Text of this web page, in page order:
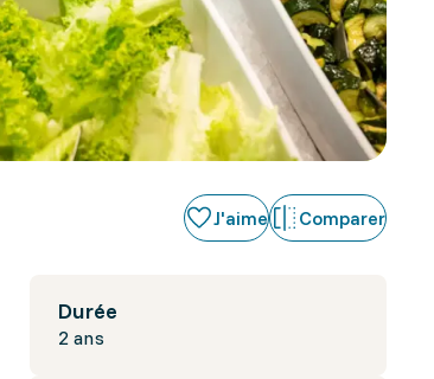
J'aime Comparer
Durée
2 ans